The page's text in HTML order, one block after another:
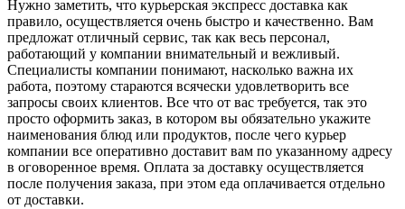
Нужно заметить, что курьерская экспресс доставка как
правило, осуществляется очень быстро и качественно. Вам
предложат отличный сервис, так как весь персонал,
работающий у компании внимательный и вежливый.
Специалисты компании понимают, насколько важна их
работа, поэтому стараются всячески удовлетворить все
запросы своих клиентов. Все что от вас требуется, так это
просто оформить заказ, в котором вы обязательно укажите
наименования блюд или продуктов, после чего курьер
компании все оперативно доставит вам по указанному адресу
в оговоренное время. Оплата за доставку осуществляется
после получения заказа, при этом еда оплачивается отдельно
от доставки.